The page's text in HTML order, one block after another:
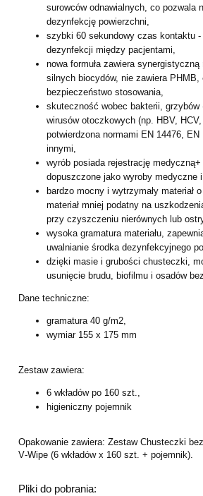
surowców odnawialnych, co pozwala
dezynfekcję powierzchni,
szybki 60 sekundowy czas kontaktu -
dezynfekcji między pacjentami,
nowa formuła zawiera
silnych biocydów, nie zawiera PHMB,
bezpieczeństwo stosowania,
skuteczność wobec bakterii, grzybów
wirusów otoczkowych (np. HBV,
potwierdzona normami EN 14476, EN
innymi,
wyrób posiada rejestrację
dopuszczone jako wyroby medyczne
bardzo mocny i wytrzymały materiał
materiał mniej podatny na
przy czyszczeniu nierównych lub
wysoka gramatura materiału,
uwalnianie środka dezynfekcyjnego
dzięki masie i grubości chusteczki,
usunięcie brudu, biofilmu i osadów
Dane techniczne:
gramatura 40 g/m2,
wymiar 155 x 175 mm
Zestaw zawiera:
6 wkładów po 160 szt.,
higieniczny pojemnik
Opakowanie zawiera: Zestaw Chusteczki
V-Wipe (6 wkładów x 160 szt. + pojemnik).
Pliki do pobrania: